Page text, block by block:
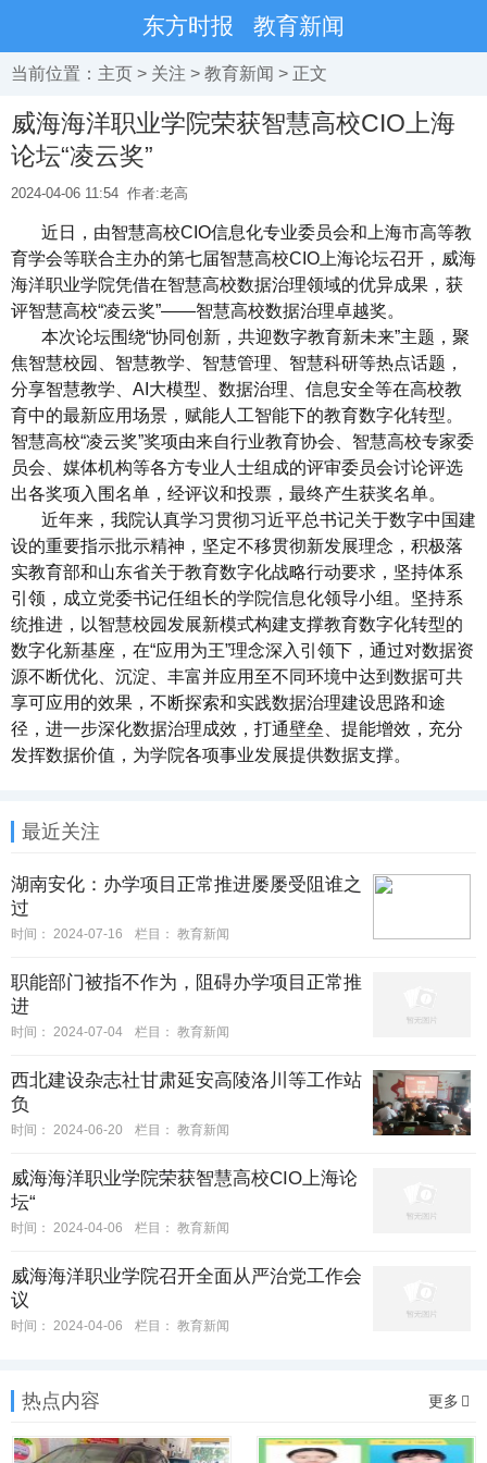
东方时报 教育新闻
当前位置： 主页 > 关注 > 教育新闻 > 正文
威海海洋职业学院荣获智慧高校CIO上海
论坛“凌云奖”
2024-04-06 11:54 作者:老高
近日，由智慧高校CIO信息化专业委员会和上海市高等教
育学会等联合主办的第七届智慧高校CIO上海论坛召开，威海
海洋职业学院凭借在智慧高校数据治理领域的优异成果，获
评智慧高校“凌云奖”——智慧高校数据治理卓越奖。
本次论坛围绕“协同创新，共迎数字教育新未来”主题，聚
焦智慧校园、智慧教学、智慧管理、智慧科研等热点话题，
分享智慧教学、AI大模型、数据治理、信息安全等在高校教
育中的最新应用场景，赋能人工智能下的教育数字化转型。
智慧高校“凌云奖”奖项由来自行业教育协会、智慧高校专家委
员会、媒体机构等各方专业人士组成的评审委员会讨论评选
出各奖项入围名单，经评议和投票，最终产生获奖名单。
近年来，我院认真学习贯彻习近平总书记关于数字中国建
设的重要指示批示精神，坚定不移贯彻新发展理念，积极落
实教育部和山东省关于教育数字化战略行动要求，坚持体系
引领，成立党委书记任组长的学院信息化领导小组。坚持系
统推进，以智慧校园发展新模式构建支撑教育数字化转型的
数字化新基座，在“应用为王”理念深入引领下，通过对数据资
源不断优化、沉淀、丰富并应用至不同环境中达到数据可共
享可应用的效果，不断探索和实践数据治理建设思路和途
径，进一步深化数据治理成效，打通壁垒、提能增效，充分
发挥数据价值，为学院各项事业发展提供数据支撑。
最近关注
湖南安化：办学项目正常推进屡屡受阻谁之
过
时间： 2024-07-16 栏目： 教育新闻
职能部门被指不作为，阻碍办学项目正常推
进
时间： 2024-07-04 栏目： 教育新闻
西北建设杂志社甘肃延安高陵洛川等工作站
负
时间： 2024-06-20 栏目： 教育新闻
威海海洋职业学院荣获智慧高校CIO上海论
坛“
时间： 2024-04-06 栏目： 教育新闻
威海海洋职业学院召开全面从严治党工作会
议
时间： 2024-04-06 栏目： 教育新闻
热点内容 更多